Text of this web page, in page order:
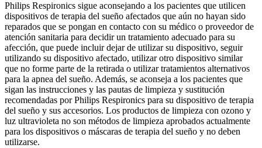
Philips Respironics sigue aconsejando a los pacientes que utilicen
dispositivos de terapia del sueño afectados que aún no hayan sido
reparados que se pongan en contacto con su médico o proveedor de
atención sanitaria para decidir un tratamiento adecuado para su
afección, que puede incluir dejar de utilizar su dispositivo, seguir
utilizando su dispositivo afectado, utilizar otro dispositivo similar
que no forme parte de la retirada o utilizar tratamientos alternativos
para la apnea del sueño. Además, se aconseja a los pacientes que
sigan las instrucciones y las pautas de limpieza y sustitución
recomendadas por Philips Respironics para su dispositivo de terapia
del sueño y sus accesorios. Los productos de limpieza con ozono y
luz ultravioleta no son métodos de limpieza aprobados actualmente
para los dispositivos o máscaras de terapia del sueño y no deben
utilizarse.